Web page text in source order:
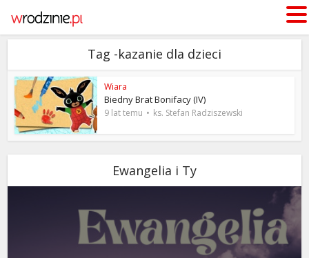
Tag -kazanie dla dzieci
Wiara
Biedny Brat Bonifacy (IV)
9 lat temu ks. Stefan Radziszewski
Ewangelia i Ty